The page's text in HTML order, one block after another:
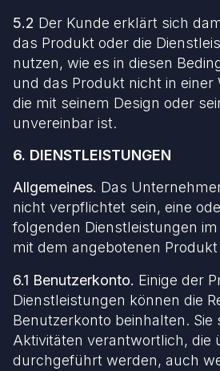
5.2 Der Kunde erklärt sich
das Produkt oder die
nutzen, wie es in diesen
und das Produkt nicht in einer
die mit seinem Design oder
unvereinbar ist.
6. DIENSTLEISTUNGEN
Allgemeines. Das
nicht verpflichtet sein, eine
folgenden Dienstleistungen
mit dem angebotenen
6.1 Benutzerkonto. Einige der
Dienstleistungen können die
Benutzerkonto beinhalten. Sie
Aktivitäten verantwortlich, die
durchgeführt werden, auch